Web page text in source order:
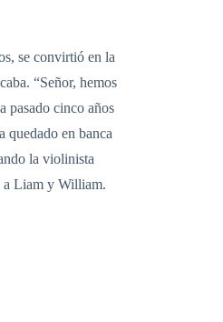
se convirtió en la
“Señor, hemos
pasado cinco años
en banca
la violinista
a Liam y William.